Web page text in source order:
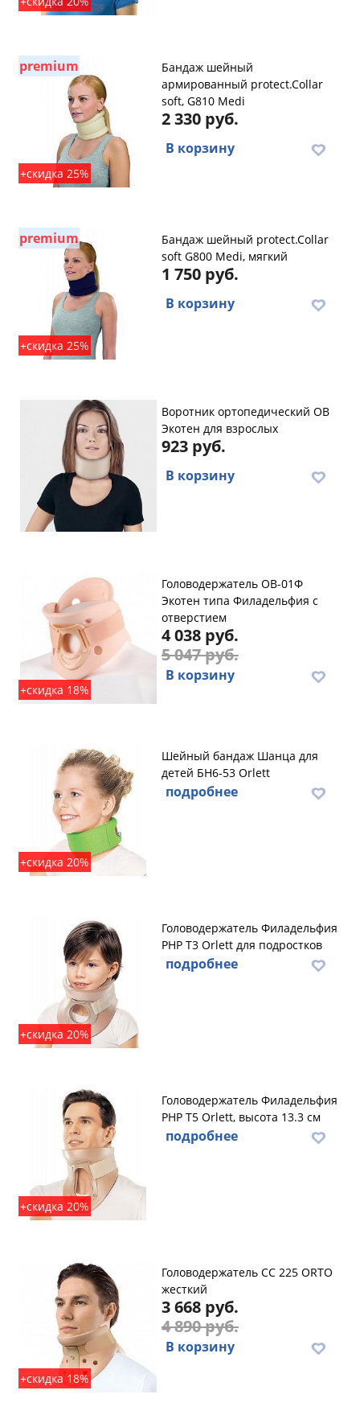
premium
+скидка 25%
Бандаж шейный
армированный protect.Collar
soft, G810 Medi
2 330 руб.
В корзину
premium
+скидка 25%
Бандаж шейный protect.Collar
soft G800 Medi, мягкий
1 750 руб.
В корзину
Воротник ортопедический ОВ
Экотен для взрослых
923 руб.
В корзину
+скидка 18%
Головодержатель ОВ-01Ф
Экотен типа Филадельфия с
отверстием
4 038 руб.
5 047 руб.
В корзину
+скидка 20%
Шейный бандаж Шанца для
детей БН6-53 Orlett
подробнее
+скидка 20%
Головодержатель Филадельфия
PHP T3 Orlett для подростков
подробнее
+скидка 20%
Головодержатель Филадельфия
PHP T5 Orlett, высота 13.3 см
подробнее
+скидка 18%
Головодержатель CC 225 ORTO
жесткий
3 668 руб.
4 890 руб.
В корзину